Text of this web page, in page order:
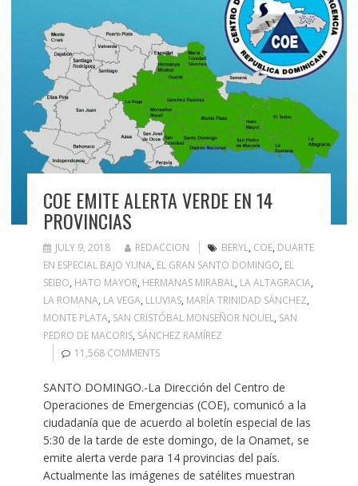
COE EMITE ALERTA VERDE EN 14
PROVINCIAS
JULY 9, 2018 REDACCION BERYL, COE, DUARTE
EN ESPECIAL BAJO YUNA, EL GRAN SANTO DOMINGO, EL
SEIBO, HATO MAYOR, HERMANAS MIRABAL, LA ALTAGRACIA,
LA ROMANA, LA VEGA, LLUVIAS, MARÍA TRINIDAD SÁNCHEZ,
MONTE PLATA, SAN CRISTÓBAL MONSEÑOR NOUEL, SAN
PEDRO DE MACORIS, SÁNCHEZ RAMÍREZ
11,568 COMMENTS
SANTO DOMINGO.-La Dirección del Centro de
Operaciones de Emergencias (COE), comunicó a la
ciudadanía que de acuerdo al boletín especial de las
5:30 de la tarde de este domingo, de la Onamet, se
emite alerta verde para 14 provincias del país.
Actualmente las imágenes de satélites muestran